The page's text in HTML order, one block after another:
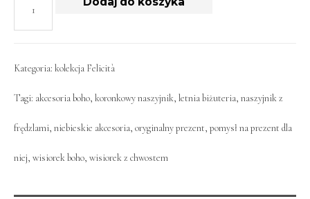
Kategoria: kolekcja Felicità
Tagi: akcesoria boho, koronkowy naszyjnik, letnia biżuteria, naszyjnik z
frędzlami, niebieskie akcesoria, oryginalny prezent, pomysł na prezent dla
niej, wisiorek boho, wisiorek z chwostem